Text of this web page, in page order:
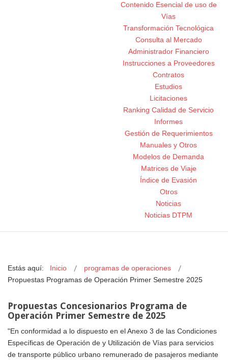
Contenido Esencial de uso de
Vías
Transformación Tecnológica
Consulta al Mercado
Administrador Financiero
Instrucciones a Proveedores
Contratos
Estudios
Licitaciones
Ranking Calidad de Servicio
Informes
Gestión de Requerimientos
Manuales y Otros
Modelos de Demanda
Matrices de Viaje
Índice de Evasión
Otros
Noticias
Noticias DTPM
Estás aquí: Inicio
programas de operaciones
Propuestas Programas de Operación Primer Semestre 2025
Propuestas Concesionarios Programa de
Operación Primer Semestre de 2025
"En conformidad a lo dispuesto en el Anexo 3 de las Condiciones
Específicas de Operación de y Utilización de Vías para servicios
de transporte público urbano remunerado de pasajeros mediante